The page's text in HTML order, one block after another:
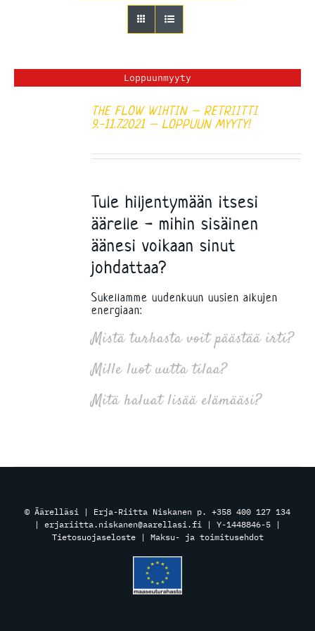
Loppuunmyyty
THE FLOW WIHTIN – RETRIITTI
9.-11.7.2021 – LOPPUUN MYYTY!
Tule hiljentymään itsesi
äärelle - mihin sisäinen
äänesi voikaan sinut
johdattaa?
Sukellamme uudenkuun uusien alkujen
energiaan:
Mistä turhasta voit päästää irti?
Mille luot uutta tilaa?
Mitä haluat lisää elämääsi?
© Äärelläsi | Erja-Riitta Niskanen p. +358 400 127 134
| erjariitta.niskanen@aarellasi.fi | Y-1448846-5 |
Tietosuojaseloste| Maksu- ja toimitusehdot